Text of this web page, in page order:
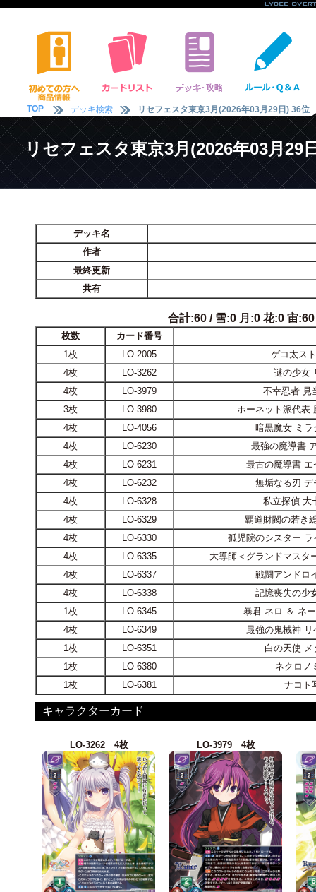
TOP デッキ検索 リセフェスタ東京3月(2026年03月29日) 36位
リセフェスタ東京3月(2026年03月29
デッキ名
作者
最終更新
共有
合計:60 / 雪:0 月:0 花:0 宙
枚数
カード番号
1枚
LO-2005
ゲコ太ス
4枚
LO-3262
謎の少女
4枚
LO-3979
不幸忍者 見
3枚
LO-3980
ホーネット派代表
4枚
LO-4056
暗黒魔女 ミラ
4枚
LO-6230
最強の魔導書
4枚
LO-6231
最古の魔導書 エ
4枚
LO-6232
無垢なる刃 デ
4枚
LO-6328
私立探偵 大
4枚
LO-6329
覇道財閥の若き
4枚
LO-6330
孤児院のシスター
4枚
LO-6335
大導師＜グランドマスタ
4枚
LO-6337
戦闘アンドロ
4枚
LO-6338
記憶喪失の少
1枚
LO-6345
暴君 ネロ ＆ ネ
4枚
LO-6349
最強の鬼械神 リ
1枚
LO-6351
白の天使 メ
1枚
LO-6380
ネクロノ
1枚
LO-6381 ナコト
キャラクターカード
LO-3262 4枚 LO-3979 4枚